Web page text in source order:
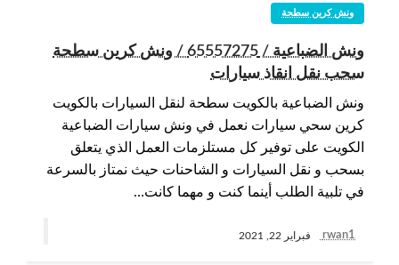
ونش كرين سطحة
ونش الضباعية / 65557275 / ونش كرين سطحة
سحب نقل انقاذ سيارات
ونش الضباعية بالكويت سطحة لنقل السيارات بالكويت
كرين سحي سيارات نعمل في ونش سيارات الضباعية
الكويت على توفير كل مستلزمات العمل الذي يتعلق
بسحب و نقل السيارات و الشاحنات حيث نمتاز بالسرعة
في تلبية الطلب أينما كنت و مهما كانت…
rwan1 فبراير 22, 2021